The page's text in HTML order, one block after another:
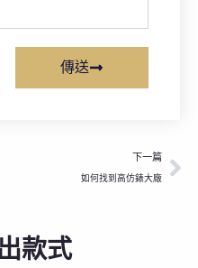
傳送
下一篇
如何找到高仿錶大廠
下
款式